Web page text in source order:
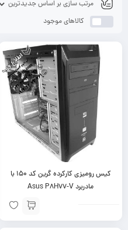
کالاهای موجود
کیس رومیزی کارکرده گرین کد ۱۵۰ با
مادربرد Asus P8H77-V